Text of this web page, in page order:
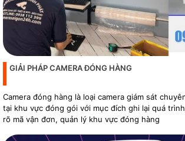
GIẢI PHÁP CAMERA ĐÓNG HÀNG
Camera đóng hàng là loại camera giám sát
tại khu vực đóng gói với mục đích ghi lại quá
rõ mã vận đơn, quản lý khu vực đóng hàng